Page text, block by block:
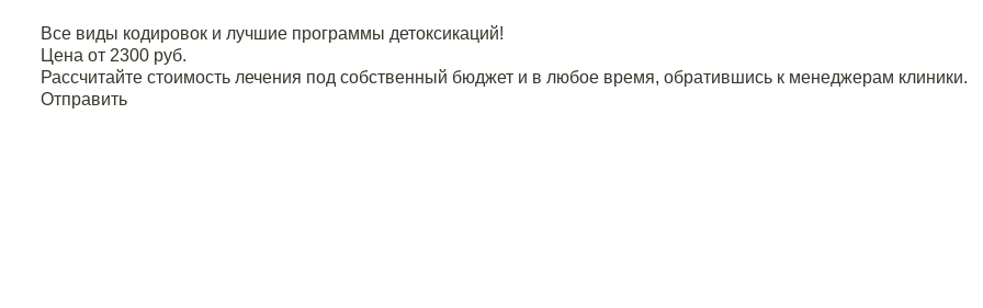
Все виды кодировок и лучшие программы детоксикаций!
Цена от 2300 руб.
Рассчитайте стоимость лечения под собственный бюджет и в любое время, обратившись к менеджерам клиники.
Отправить